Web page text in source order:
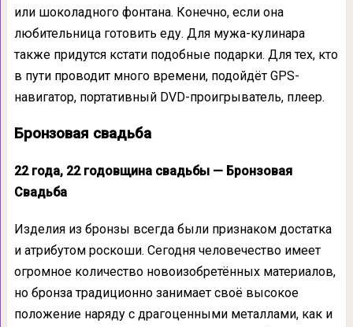
или шоколадного фонтана. Конечно, если она
любительница готовить еду. Для мужа-кулинара
также придутся кстати подобные подарки. Для тех, кто
в пути проводит много времени, подойдёт GPS-
навигатор, портативный DVD-проигрыватель, плеер.
Бронзовая свадьба
22 года, 22 годовщина свадьбы — Бронзовая
Свадьба
Изделия из бронзы всегда были признаком достатка
и атрибутом роскоши. Сегодня человечество имеет
огромное количество новоизобретённых материалов,
но бронза традиционно занимает своё высокое
положение наряду с драгоценными металлами, как и